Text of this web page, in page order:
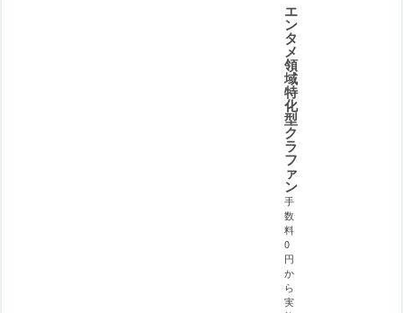
エ
ン
タ
メ
領
域
特
化
型
ク
ラ
フ
ァ
ン
手
数
料
0
円
か
ら
実